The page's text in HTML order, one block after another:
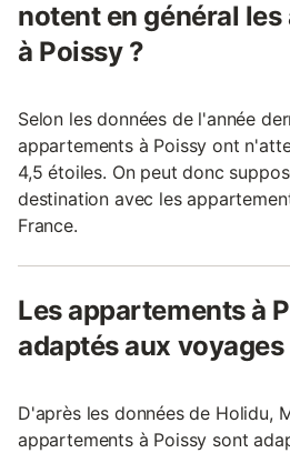
notent en général
à Poissy ?
Selon les données de l'année
appartements à Poissy ont
4,5 étoiles. On peut donc
destination avec les
France.
Les appartements à
adaptés aux
D'après les données de Holidu,
appartements à Poissy sont